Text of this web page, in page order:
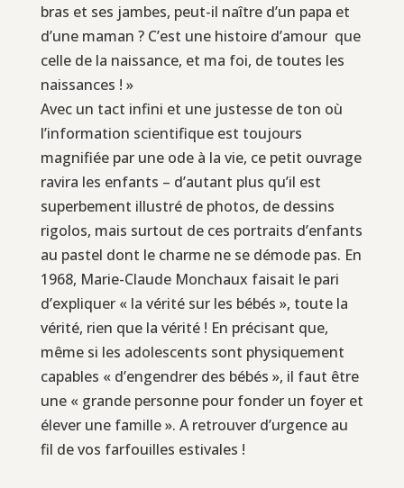
bras et ses jambes, peut-il naître d’un papa et
d’une maman ? C’est une histoire d’amour que
celle de la naissance, et ma foi, de toutes les
naissances ! »
Avec un tact infini et une justesse de ton où
l’information scientifique est toujours
magnifiée par une ode à la vie, ce petit ouvrage
ravira les enfants – d’autant plus qu’il est
superbement illustré de photos, de dessins
rigolos, mais surtout de ces portraits d’enfants
au pastel dont le charme ne se démode pas. En
1968, Marie-Claude Monchaux faisait le pari
d’expliquer « la vérité sur les bébés », toute la
vérité, rien que la vérité ! En précisant que,
même si les adolescents sont physiquement
capables « d’engendrer des bébés », il faut être
une « grande personne pour fonder un foyer et
élever une famille ». A retrouver d’urgence au
fil de vos farfouilles estivales !